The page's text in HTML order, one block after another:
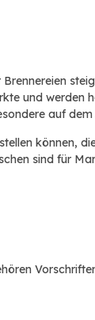
und werden
auf
können,
sind für